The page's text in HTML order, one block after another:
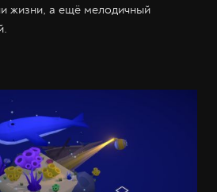
жизни, а ещё мелодичный